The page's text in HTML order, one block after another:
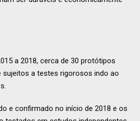
a 2018, cerca de 30 protótipos
sujeitos a testes rigorosos indo ao
e confirmado no início de 2018 e os